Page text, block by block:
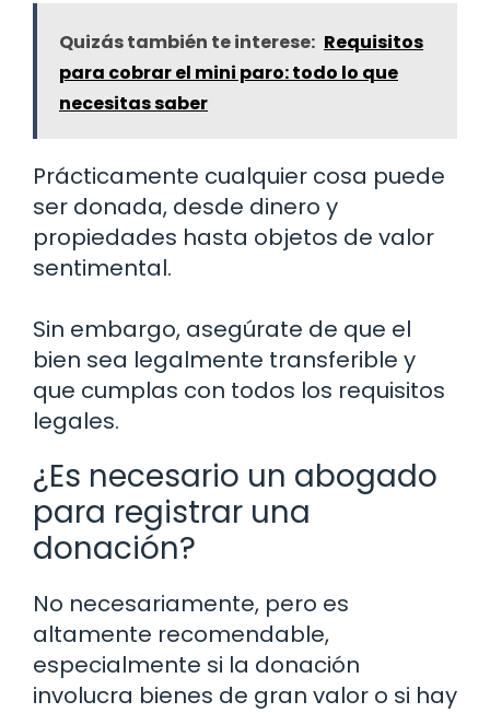
Quizás también te interese: Requisitos
para cobrar el mini paro: todo lo que
necesitas saber
Prácticamente cualquier cosa puede
ser donada, desde dinero y
propiedades hasta objetos de valor
sentimental.
Sin embargo, asegúrate de que el
bien sea legalmente transferible y
que cumplas con todos los requisitos
legales.
¿Es necesario un abogado
para registrar una
donación?
No necesariamente, pero es
altamente recomendable,
especialmente si la donación
involucra bienes de gran valor o si hay